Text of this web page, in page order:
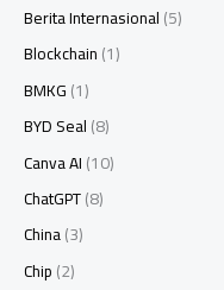
Berita Internasional(5)
Blockchain(1)
BMKG(1)
BYD Seal(8)
Canva AI(10)
ChatGPT(8)
China(3)
Chip(2)